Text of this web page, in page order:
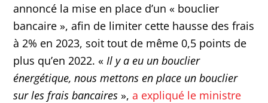
annoncé la mise en place d’un « bouclier
bancaire », afin de limiter cette hausse des frais
à 2% en 2023, soit tout de même 0,5 points de
plus qu’en 2022. « Il y a eu un bouclier
énergétique, nous mettons en place un bouclier
sur les frais bancaires »,a expliqué le ministre